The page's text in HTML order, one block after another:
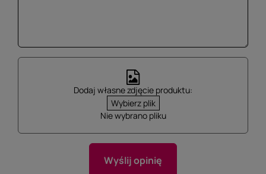
Dodaj własne zdjęcie produktu:
Wybierz plik
Nie wybrano pliku
Wyślij opinię